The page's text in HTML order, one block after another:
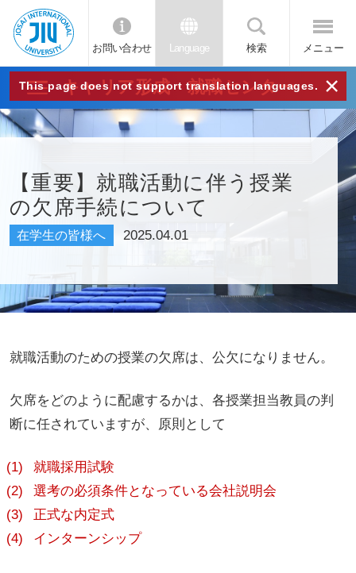
JIU
城西
国際
大学
お問い合わせ Language 検索 メニュー
This page does not support translation languages. ×
キャリア形成・就職センター
【重要】就職活動に伴う授業
の欠席手続について
在学生の皆様へ 2025.04.01
就職活動のための授業の欠席は、公欠になりません。
欠席をどのように配慮するかは、各授業担当教員の判
断に任されていますが、原則として
就職採用試験
選考の必須条件となっている会社説明会
正式な内定式
インターンシップ